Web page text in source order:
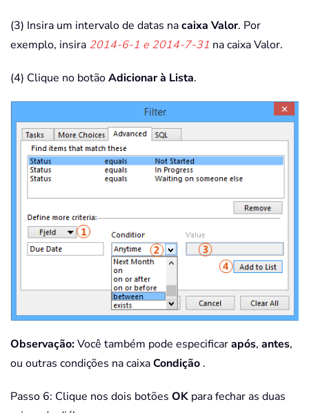
(3) Insira um intervalo de datas nacaixa Valor. Por
exemplo, insira 2014-6-1 e 2014-7-31 na caixa Valor.
(4) Clique no botãoAdicionar à Lista.
Observação:Você também pode especificarapós, antes,
ou outras condições na caixaCondição .
Passo 6: Clique nos dois botões OK para fechar as duas